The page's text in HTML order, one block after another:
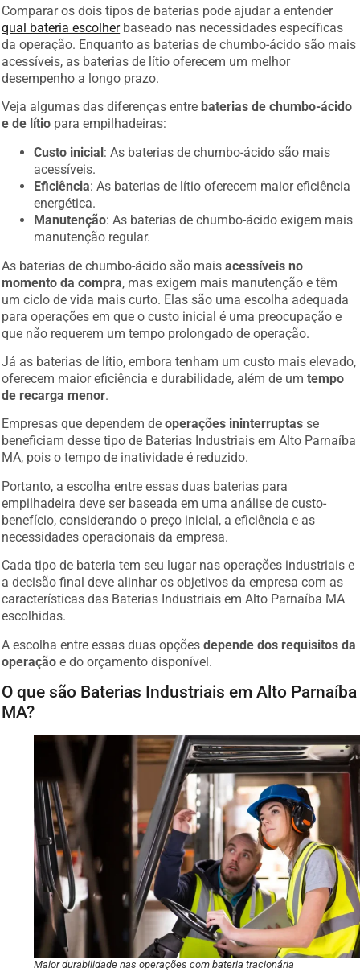
Comparar os dois tipos de baterias pode ajudar a entender
qual bateria escolherbaseado nas necessidades específicas
da operação. Enquanto as baterias de chumbo-ácido são mais
acessíveis, as baterias de lítio oferecem um melhor
desempenho a longo prazo.
Veja algumas das diferenças entre baterias de chumbo-ácido
e de lítio para empilhadeiras:
Custo inicial: As baterias de chumbo-ácido são mais
acessíveis.
Eficiência: As baterias de lítio oferecem maior eficiência
energética.
Manutenção: As baterias de chumbo-ácido exigem mais
manutenção regular.
As baterias de chumbo-ácido são maisacessíveis no
momento da compra, mas exigem mais manutenção e têm
um ciclo de vida mais curto. Elas são uma escolha adequada
para operações em que o custo inicial é uma preocupação e
que não requerem um tempo prolongado de operação.
Já as baterias de lítio, embora tenham um custo mais elevado,
oferecem maior eficiência e durabilidade, além de umtempo
de recarga menor.
Empresas que dependem deoperações ininterruptas se
beneficiam desse tipo de Baterias Industriais em Alto Parnaíba
MA, pois o tempo de inatividade é reduzido.
Portanto, a escolha entre essas duas baterias para
empilhadeira deve ser baseada em uma análise de custo-
benefício, considerando o preço inicial, a eficiência e as
necessidades operacionais da empresa.
Cada tipo de bateria tem seu lugar nas operações industriais e
a decisão final deve alinhar os objetivos da empresa com as
características das Baterias Industriais em Alto Parnaíba MA
escolhidas.
A escolha entre essas duas opçõesdepende dos requisitos da
operação e do orçamento disponível.
O que são Baterias Industriais em Alto Parnaíba
MA?
Maior durabilidade nas operações com bateria tracionária